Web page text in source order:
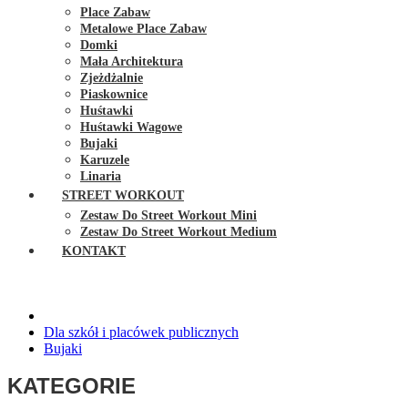
Place Zabaw
Metalowe Place Zabaw
Domki
Mała Architektura
Zjeżdżalnie
Piaskownice
Huśtawki
Huśtawki Wagowe
Bujaki
Karuzele
Linaria
STREET WORKOUT
Zestaw Do Street Workout Mini
Zestaw Do Street Workout Medium
KONTAKT
Dla szkół i placówek publicznych
Bujaki
KATEGORIE